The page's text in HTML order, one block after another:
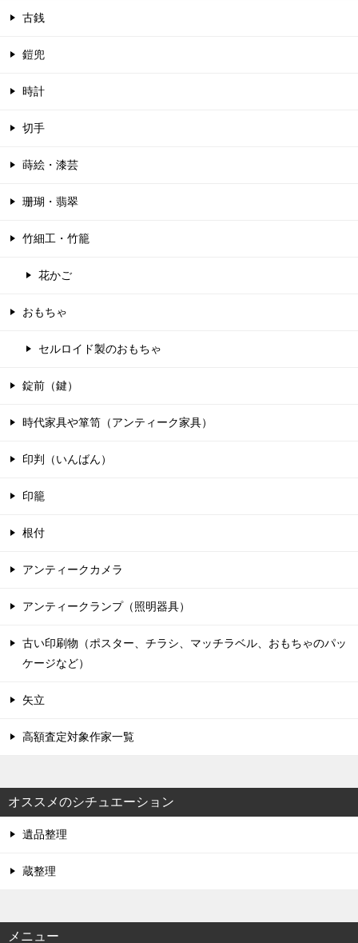
古銭
鎧兜
時計
切手
蒔絵・漆芸
珊瑚・翡翠
竹細工・竹籠
花かご
おもちゃ
セルロイド製のおもちゃ
錠前（鍵）
時代家具や箪笥（アンティーク家具）
印判（いんばん）
印籠
根付
アンティークカメラ
アンティークランプ（照明器具）
古い印刷物（ポスター、チラシ、マッチラベル、おもちゃのパッ
ケージなど）
矢立
高額査定対象作家一覧
オススメのシチュエーション
遺品整理
蔵整理
メニュー